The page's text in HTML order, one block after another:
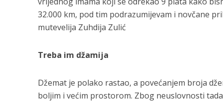
32.000 km, pod tim podrazumijevam i novčane
mutevelija Zuhdija Zulić
Treba im džamija
Džemat je polako rastao, a povećanjem broja
boljim i većim prostorom. Zbog neuslovnosti